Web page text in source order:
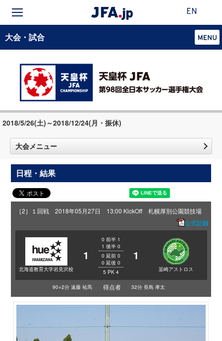
EN
大会・試合
2018/5/26(土)～2018/12/24(月・振休)
大会メニュー
日程・結果
［2］１回戦 2018年05月27日 13:00 KickOff 札幌厚別公園競技場
公式記録
北海道教育大学岩見沢校
1
0 前半 1
1 後半 0
0 延前 0
0 延後 0
5 PK 4
1
韮崎アストロス
90+2分 遠藤 祐馬 得点者 32分 長島 孝太